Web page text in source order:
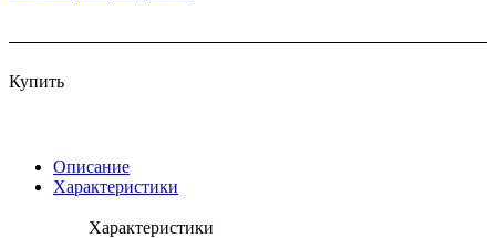
Купить
Описание
Характеристики
Характеристики